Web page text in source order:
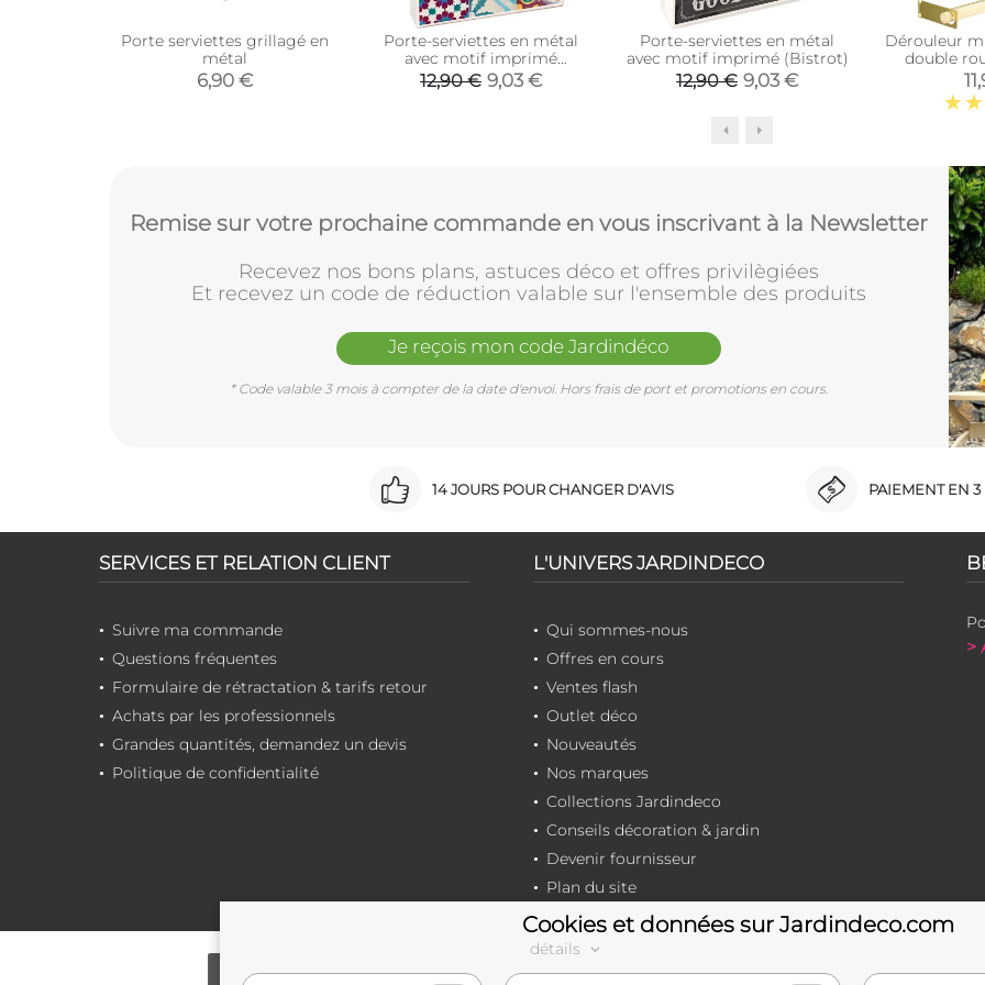
Porte serviettes grillagé en
métal
6,90 €
Porte-serviettes en métal
avec motif imprimé
(Carreaux de ciment)
12,90 € 9,03 €
Porte-serviettes en métal
avec motif imprimé (Bistrot)
12,90 € 9,03 €
Dérouleur
double
Remise sur votre prochaine commande en vous inscrivant à la Newsletter
Recevez nos bons plans, astuces déco et offres privilègiées
Et recevez un code de réduction valable sur l'ensemble des produits
Je reçois mon code Jardindéco
* Code valable 3 mois à compter de la date d'envoi. Hors frais de port et promotions en cours.
14 JOURS POUR CHANGER D'AVIS PAIEMENT EN 3
SERVICES ET RELATION CLIENT
Suivre ma commande
Questions fréquentes
Formulaire de rétractation & tarifs retour
Achats par les professionnels
Grandes quantités, demandez un devis
Politique de confidentialité
L'UNIVERS JARDINDECO
Qui sommes-nous
Offres en cours
Ventes flash
Outlet déco
Nouveautés
Nos marques
Collections Jardindeco
Conseils décoration & jardin
Devenir fournisseur
Plan du site
>
e-commerçant français
Cookies et données sur Jardindeco.com
détails